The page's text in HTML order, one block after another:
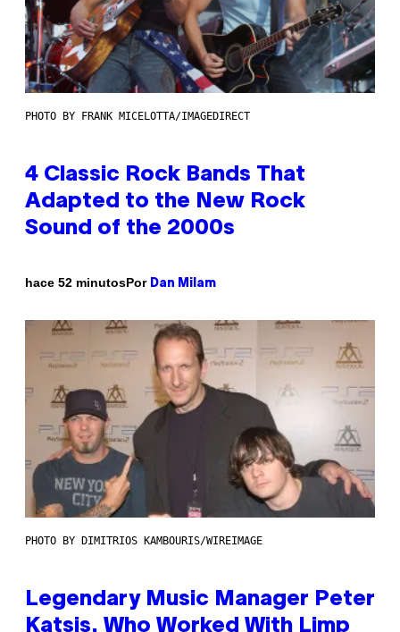
PHOTO BY FRANK MICELOTTA/IMAGEDIRECT
4 Classic Rock Bands That
Adapted to the New Rock
Sound of the 2000s
hace 52 minutosPor Dan Milam
PHOTO BY DIMITRIOS KAMBOURIS/WIREIMAGE
Legendary Music Manager Peter
Katsis, Who Worked With Limp